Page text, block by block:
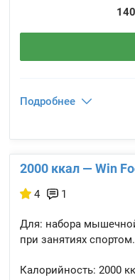
Подробнее
2000 ккал — Win
4 1
Для: набора
при занятиях спортом.
Калорийность: 2000